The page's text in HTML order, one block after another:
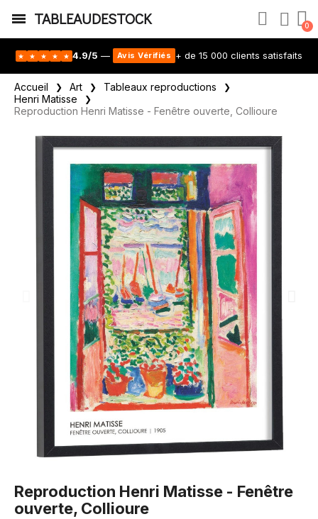
TABLEAUDESTOCK
★ ★ ★ ★ ★ 4.9/5 — Avis Vérifiés + de 15 000 clients satisfaits
Accueil Art
Tableaux reproductions
Henri Matisse
Reproduction Henri Matisse - Fenêtre ouverte, Collioure
Reproduction Henri Matisse - Fenêtre
ouverte, Collioure